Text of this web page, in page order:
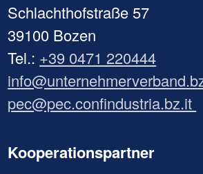
Schlachthofstraße 57
39100 Bozen
Tel.: +39 0471 220444
pec@pec.confindustria.bz.it
Kooperationspartner